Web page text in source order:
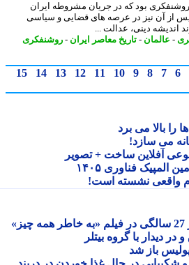
بود که در جریان مشروطه ایران
آن نیز در عرصه های قضایی و سیاسی
دینی، عدالت ...
عالمان-تاریخ معاصر ایران - روشنفکری
7
8
9
10
11
12
13
14
15
می برد
می سازد!
ساخت + تصویر
فناوری ۱۴۰۵
نشسته است!
با گروه بیتلر
باز شد